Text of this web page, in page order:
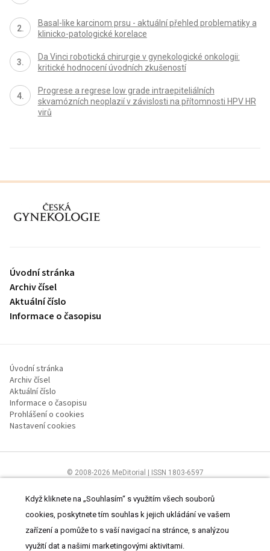
Basal-like karcinom prsu - aktuální přehled problematiky a
klinicko-patologické korelace
Da Vinci robotická chirurgie v gynekologické onkologii:
kritické hodnocení úvodních zkušeností
Progrese a regrese low grade intraepiteliálních
skvamózních neoplazií v závislosti na přítomnosti HPV HR
virů
proLékaře.cz
Úvodní stránka
Archiv čísel
Aktuální číslo
Informace o časopisu
Úvodní stránka
Archiv čísel
Aktuální číslo
Informace o časopisu
Prohlášení o cookies
Nastavení cookies
© 2008-2026 MeDitorial | ISSN 1803-6597
zdravotnictví.Čtěte prohlášeníaZásady zpracování osobních údajů
Když kliknete na „Souhlasím“ s využitím všech souborů
cookies, poskytnete tím souhlas k jejich ukládání ve vašem
zařízení a pomůže to s vaší navigací na stránce, s analýzou
využití dat a našimi marketingovými aktivitami.